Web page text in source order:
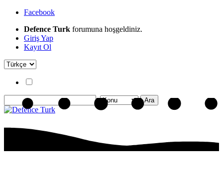
Facebook
Defence Turk forumuna hoşgeldiniz.
Giriş Yap
Kayıt Ol